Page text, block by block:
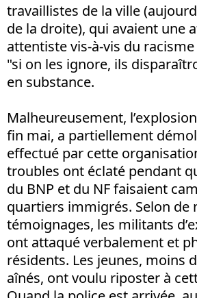
travaillistes de la ville
de la droite), qui avaient une
attentiste vis-à-vis du
"si on les ignore, ils
en substance.
Malheureusement,
fin mai, a partiellement
effectué par cette
troubles ont éclaté pendant
du BNP et du NF faisaient
quartiers immigrés. Selon de
témoignages, les militants
ont attaqué verbalement et
résidents. Les jeunes, moins
aînés, ont voulu riposter à